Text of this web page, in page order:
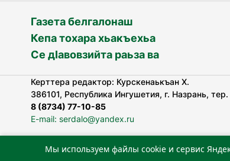
Газета белгалонаш
Кепа тохара хьакъехьа
Се дӀавовзийта раьза ва
Керттера редактор: Курскенаькъан Х.
386101, Республика Ингушетия, г. Назрань,
8 (8734) 77-10-85
E-mail: serdalo@yandex.ru
«Сердало» газета арадувлар чIоагIдаьд
Мы используем файлы cookie и сервис